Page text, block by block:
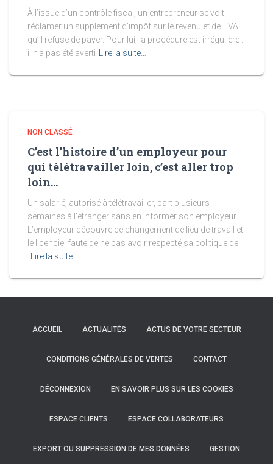
À l’issue d’un contrôle fiscal, un entrepreneur se voit
réclamer un supplément d’impôt sur le revenu et de TVA
qu’il refuse de payer. Pour lui, la procédure est irrégulière :
il n’a pas été averti
Lire la suite…
NON CLASSÉ
C’est l’histoire d’un employeur pour
qui télétravailler loin, c’est aller trop
loin…
Un salarié, autorisé à télétravailler, part plusieurs
semaines à l’étranger sans en informer son employeur.
L’employeur découvre ce changement de lieu de travail et
le licencie, faute de ne pas avoir respecté sa politique de
Lire la suite…
ACCUEIL ACTUALITÉS ACTUS DE VOTRE SECTEUR
CONDITIONS GÉNÉRALES DE VENTES CONTACT
DÉCONNEXION EN SAVOIR PLUS SUR LES COOKIES
ESPACE CLIENTS ESPACE COLLABORATEURS
EXPORT OU SUPPRESSION DE MES DONNÉES GESTION